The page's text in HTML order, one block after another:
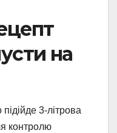
на
3-літрова
контролю